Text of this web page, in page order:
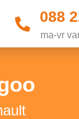
088
ma-vr